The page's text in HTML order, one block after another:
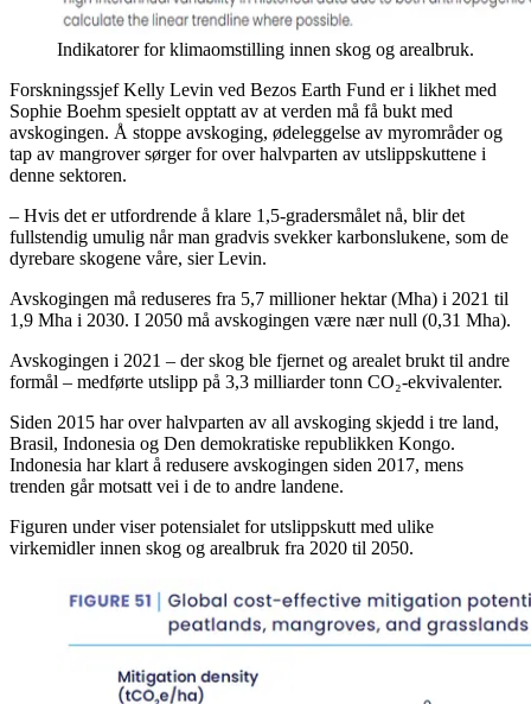
Indikatorer for klimaomstilling innen skog og arealbruk.
Forskningssjef Kelly Levin ved Bezos Earth Fund er i likhet med
Sophie Boehm spesielt opptatt av at verden må få bukt med
avskogingen. Å stoppe avskoging, ødeleggelse av myrområder og
tap av mangrover sørger for over halvparten av utslippskuttene i
denne sektoren.
– Hvis det er utfordrende å klare 1,5-gradersmålet nå, blir det
fullstendig umulig når man gradvis svekker karbonslukene, som de
dyrebare skogene våre, sier Levin.
Avskogingen må reduseres fra 5,7 millioner hektar (Mha) i 2021 til
1,9 Mha i 2030. I 2050 må avskogingen være nær null (0,31 Mha).
Avskogingen i 2021 – der skog ble fjernet og arealet brukt til andre
formål – medførte utslipp på 3,3 milliarder tonn CO₂-ekvivalenter.
Siden 2015 har over halvparten av all avskoging skjedd i tre land,
Brasil, Indonesia og Den demokratiske republikken Kongo.
Indonesia har klart å redusere avskogingen siden 2017, mens
trenden går motsatt vei i de to andre landene.
Figuren under viser potensialet for utslippskutt med ulike
virkemidler innen skog og arealbruk fra 2020 til 2050.